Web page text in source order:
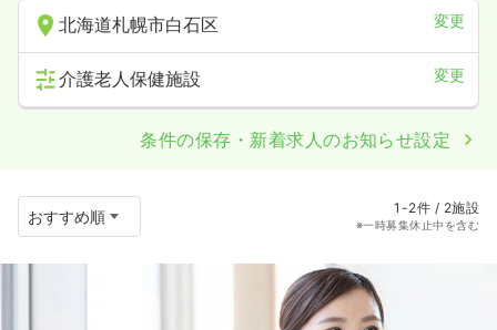
北海道札幌市白石区 変更
介護老人保健施設 変更
条件の保存・新着求人のお知らせ設定
1-2件 / 2施設
※一時募集休止中を含む